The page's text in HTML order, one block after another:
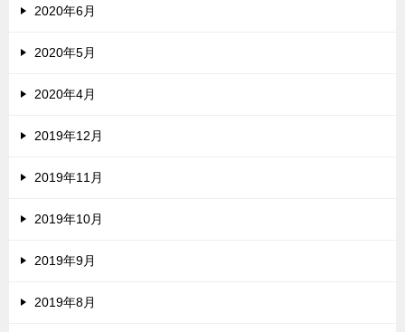
2020年6月
2020年5月
2020年4月
2019年12月
2019年11月
2019年10月
2019年9月
2019年8月